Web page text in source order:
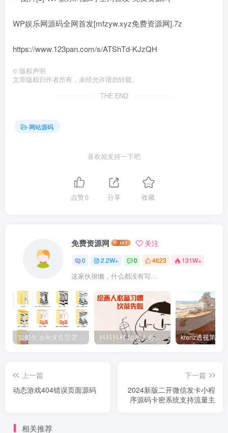
WP娱乐网源码全网首发[mfzyw.xyz免费资源网].7z
https://www.123pan.com/s/ATShTd-KJzQH
© 版权声明
文章版权归作者所有，未经允许请勿转载。
THE END
网站源码
喜欢就支持一下吧
点赞0 分享 收藏
免费资源网 关注
0 2.2W+ 0 4623 131W+
这家伙很懒，什么都没有写...
管郁生油画侠造型逻辑班第一期2019年5月【高清不缺课】 抖抖抖村 绘画人必备习惯2020【画质不错】
上一篇
动态游戏404错误页面源码
下一篇
2024新版二开微信发卡小程
序源码卡密系统支持流量主
相关推荐